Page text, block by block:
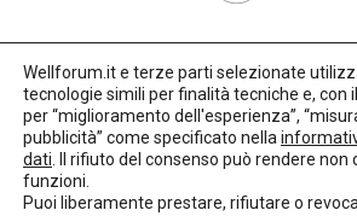
Copyright 2017–2026
Privacy Policy
Wellforum.it e terze parti selezionate
tecnologie simili per finalità tecniche e, con
per “miglioramento dell'esperienza”,
pubblicità” come specificato nella
dati . Il rifiuto del consenso può rendere
funzioni.
Puoi liberamente prestare, rifiutare o